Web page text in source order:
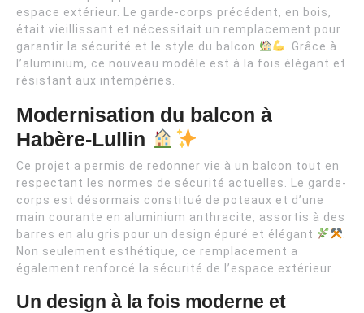
espace extérieur. Le garde-corps précédent, en bois,
était vieillissant et nécessitait un remplacement pour
garantir la sécurité et le style du balcon
. Grâce à
l’aluminium, ce nouveau modèle est à la fois élégant et
résistant aux intempéries.
Modernisation du balcon à
Habère-Lullin
Ce projet a permis de redonner vie à un balcon tout en
respectant les normes de sécurité actuelles. Le garde-
corps est désormais constitué de poteaux et d’une
main courante en aluminium anthracite, assortis à des
barres en alu gris pour un design épuré et élégant
Non seulement esthétique, ce remplacement a
également renforcé la sécurité de l’espace extérieur.
Un design à la fois moderne et